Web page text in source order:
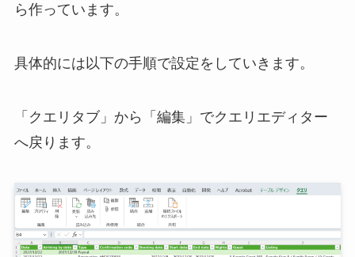
ら作っています。
具体的には以下の手順で設定をしていきます。
「クエリタブ」から「編集」でクエリエディター
へ戻ります。